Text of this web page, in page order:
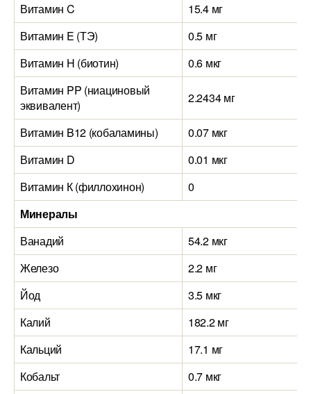
Витамин C
15.4 мг
Витамин E (ТЭ)
0.5 мг
Витамин H (биотин)
0.6 мкг
Витамин PP (ниациновый
эквивалент)
2.2434 мг
Витамин B12 (кобаламины)
0.07 мкг
Витамин D
0.01 мкг
Витамин К (филлохинон)
0
Минералы
Ванадий
54.2 мкг
Железо
2.2 мг
Йод
3.5 мкг
Калий
182.2 мг
Кальций
17.1 мг
Кобальт
0.7 мкг